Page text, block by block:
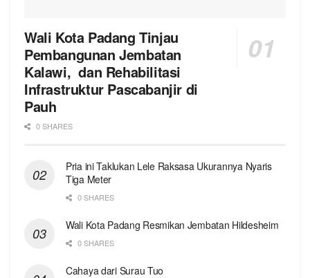
Wali Kota Padang Tinjau
Pembangunan Jembatan
Kalawi, dan Rehabilitasi
Infrastruktur Pascabanjir di
Pauh
0 SHARES
Pria ini Taklukan Lele Raksasa Ukurannya Nyaris
Tiga Meter
0 SHARES
Wali Kota Padang Resmikan Jembatan Hildesheim
0 SHARES
Cahaya dari Surau Tuo